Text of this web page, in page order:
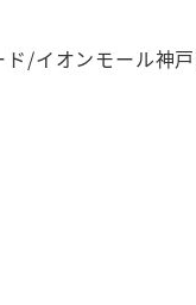
/イオンモール神戸